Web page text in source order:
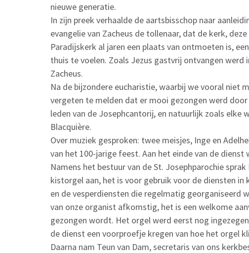
nieuwe generatie.
In zijn preek verhaalde de aartsbisschop naar
evangelie van Zacheus de tollenaar, dat de kerk, deze
Paradijskerk al jaren een plaats van ontmoeten is,
thuis te voelen. Zoals Jezus gastvrij ontvangen werd
Zacheus.
Na de bijzondere eucharistie, waarbij we vooral niet
vergeten te melden dat er mooi gezongen werd
leden van de Josephcantorij, en natuurlijk zoals elke
Blacquière.
Over muziek gesproken: twee meisjes, Inge en
van het 100-jarige feest. Aan het einde van de
Namens het bestuur van de St. Josephparochie
kistorgel aan, het is voor gebruik voor de diensten in
en de vesperdiensten die regelmatig georganiseerd
van onze organist afkomstig, het is een welkome
gezongen wordt. Het orgel werd eerst nog
de dienst een voorproefje kregen van hoe het orgel
Daarna nam Teun van Dam, secretaris van ons